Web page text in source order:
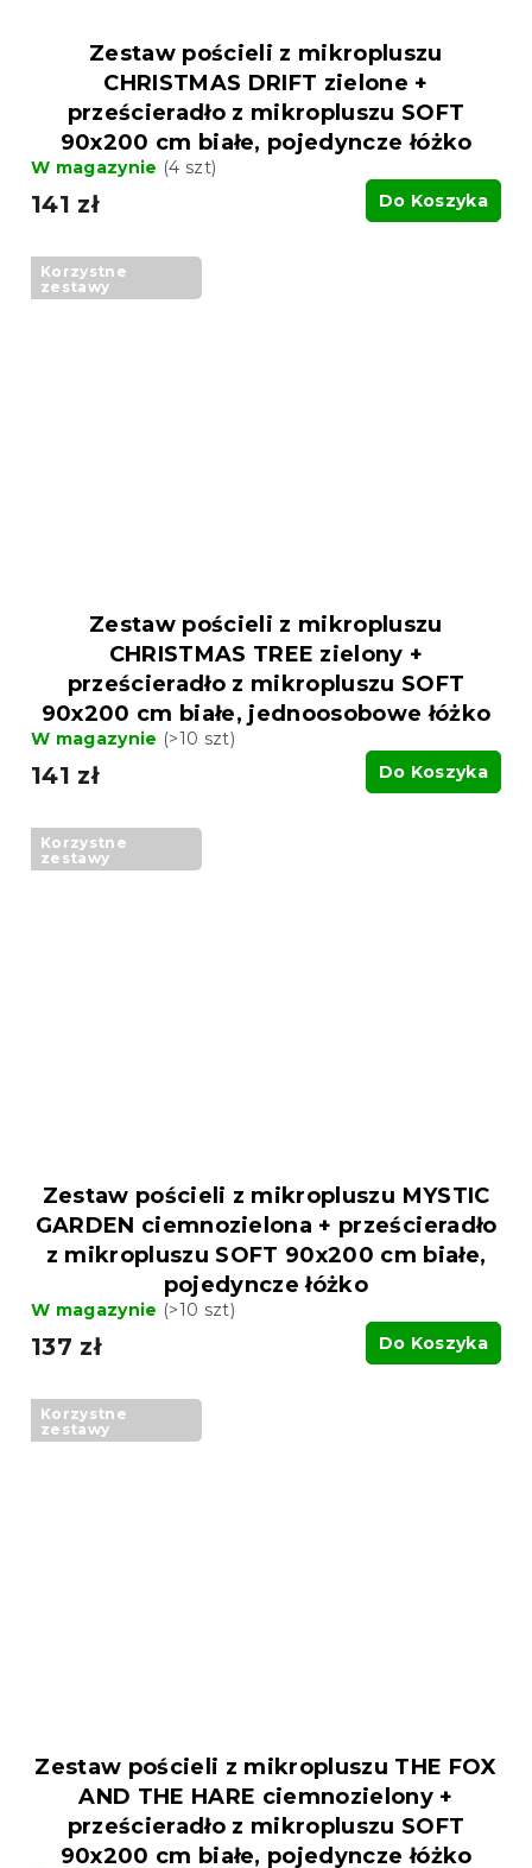
Zestaw pościeli z mikropluszu
CHRISTMAS DRIFT zielone +
prześcieradło z mikropluszu SOFT
90x200 cm białe, pojedyncze łóżko
W magazynie (4 szt)
141 zł Do Koszyka
Korzystne
zestawy
Zestaw pościeli z mikropluszu
CHRISTMAS TREE zielony +
prześcieradło z mikropluszu SOFT
90x200 cm białe, jednoosobowe łóżko
W magazynie (>10 szt)
141 zł Do Koszyka
Korzystne
zestawy
Zestaw pościeli z mikropluszu MYSTIC
GARDEN ciemnozielona + prześcieradło
z mikropluszu SOFT 90x200 cm białe,
pojedyncze łóżko
W magazynie (>10 szt)
137 zł Do Koszyka
Korzystne
zestawy
Zestaw pościeli z mikropluszu THE FOX
AND THE HARE ciemnozielony +
prześcieradło z mikropluszu SOFT
90x200 cm białe, pojedyncze łóżko